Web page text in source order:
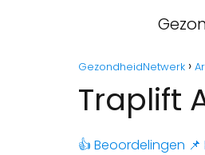
GezondheidNetwerk
Traplift
👍 Beoordelingen